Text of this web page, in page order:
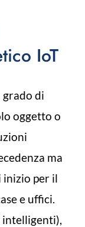
IoT
grado di
oggetto o
ma
inizio per il
e uffici.
intelligenti),